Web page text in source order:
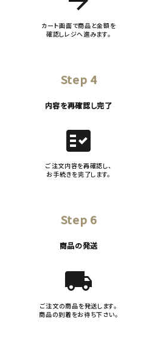
カート画面で商品と金額を
確認しレジへ進みます。
Step 4
内容を再確認し完了
fact_check
ご注文内容を再確認し、
お手続きを完了します。
Step 6
商品の発送
local_shipping
ご注文の商品を発送します。
商品の到着をお待ち下さい。